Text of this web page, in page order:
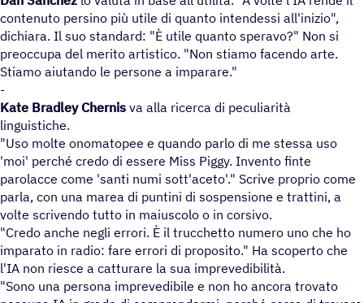
contenuto persino più utile di quanto intendessi all'inizio",
dichiara. Il suo standard: "È utile quanto speravo?" Non si
preoccupa del merito artistico. "Non stiamo facendo arte.
Stiamo aiutando le persone a imparare."
-
Kate Bradley Chernis va alla ricerca di peculiarità
linguistiche.
"Uso molte onomatopee e quando parlo di me stessa uso
'moi' perché credo di essere Miss Piggy. Invento finte
parolacce come 'santi numi sott'aceto'." Scrive proprio come
parla, con una marea di puntini di sospensione e trattini, a
volte scrivendo tutto in maiuscolo o in corsivo.
"Credo anche negli errori. È il trucchetto numero uno che ho
imparato in radio: fare errori di proposito." Ha scoperto che
l'IA non riesce a catturare la sua imprevedibilità.
"Sono una persona imprevedibile e non ho ancora trovato